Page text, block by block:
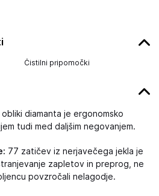
Čistilni pripomočki
obliki diamanta je ergonomsko
tudi med daljšim negovanjem.
77 zatičev iz nerjavečega jekla je
zapletov in preprog, ne
povzročali nelagodje.